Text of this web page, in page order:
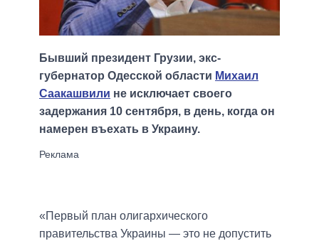
Бывший президент Грузии, экс-
губернатор Одесской области Михаил
Саакашвили не исключает своего
задержания 10 сентября, в день, когда он
намерен въехать в Украину.
«Первый план олигархического
правительства Украины — это не допустить